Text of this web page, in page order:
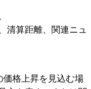
清算距離、関連ニュ
価格上昇を見込む場